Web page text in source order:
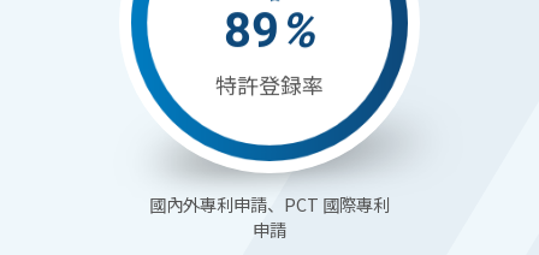
90%
特許登録率
國內外專利申請、PCT 國際專利
申請